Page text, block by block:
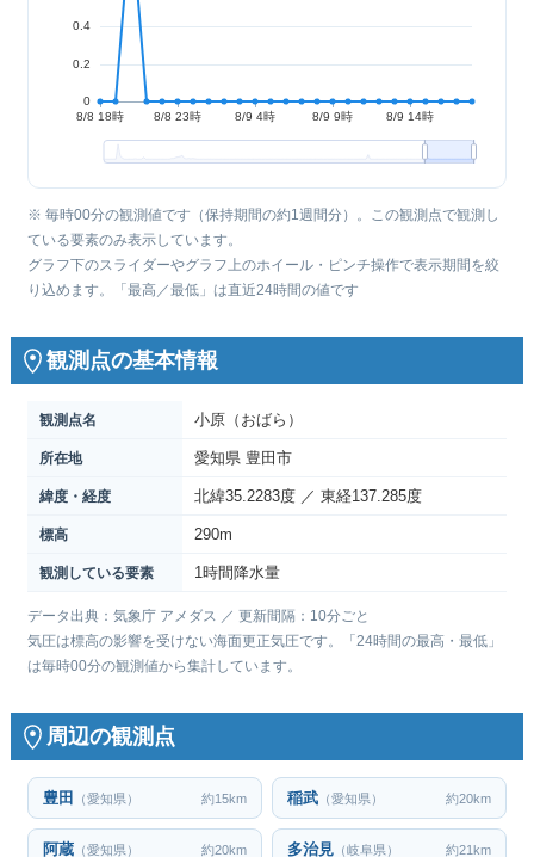
※ 毎時00分の観測値です（保持期間の約1週間分）。この観測点で観測し
ている要素のみ表示しています。
グラフ下のスライダーやグラフ上のホイール・ピンチ操作で表示期間を絞
り込めます。「最高／最低」は直近24時間の値です
観測点の基本情報
観測点名 小原（おばら）
所在地 愛知県 豊田市
緯度・経度 北緯35.2283度 ／ 東経137.285度
標高 290m
観測している要素 1時間降水量
データ出典：気象庁 アメダス ／ 更新間隔：10分ごと
気圧は標高の影響を受けない海面更正気圧です。「24時間の最高・最低」
は毎時00分の観測値から集計しています。
周辺の観測点
豊田 （愛知県） 約15km 稲武（愛知県） 約20km
阿蔵（愛知県） 約20km 多治見（岐阜県） 約21km